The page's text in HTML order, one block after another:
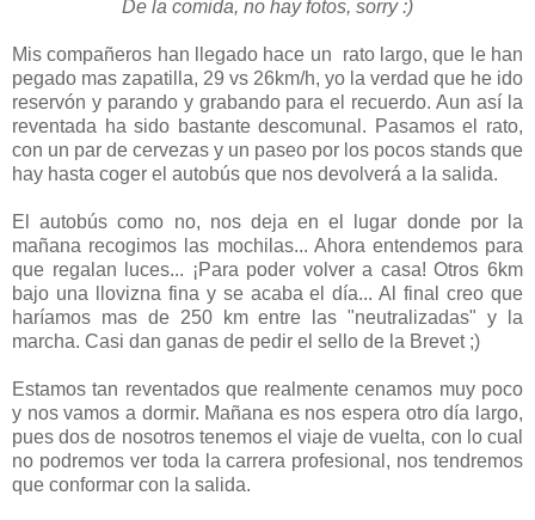
De la comida, no hay fotos, sorry :)
Mis compañeros han llegado hace un rato largo, que le han
pegado mas zapatilla, 29 vs 26km/h, yo la verdad que he ido
reservón y parando y grabando para el recuerdo. Aun así la
reventada ha sido bastante descomunal. Pasamos el rato,
con un par de cervezas y un paseo por los pocos stands que
hay hasta coger el autobús que nos devolverá a la salida.
El autobús como no, nos deja en el lugar donde por la
mañana recogimos las mochilas... Ahora entendemos para
que regalan luces... ¡Para poder volver a casa! Otros 6km
bajo una llovizna fina y se acaba el día... Al final creo que
haríamos mas de 250 km entre las "neutralizadas" y la
marcha. Casi dan ganas de pedir el sello de la Brevet ;)
Estamos tan reventados que realmente cenamos muy poco
y nos vamos a dormir. Mañana es nos espera otro día largo,
pues dos de nosotros tenemos el viaje de vuelta, con lo cual
no podremos ver toda la carrera profesional, nos tendremos
que conformar con la salida.